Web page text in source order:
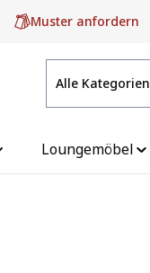
Muster anfordern
Alle Kategorien
Loungemöbel